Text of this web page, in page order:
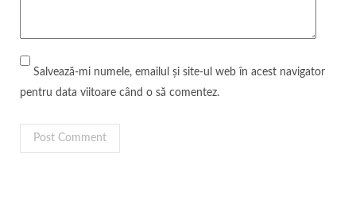
Salvează-mi numele, emailul și site-ul web în acest navigator
pentru data viitoare când o să comentez.